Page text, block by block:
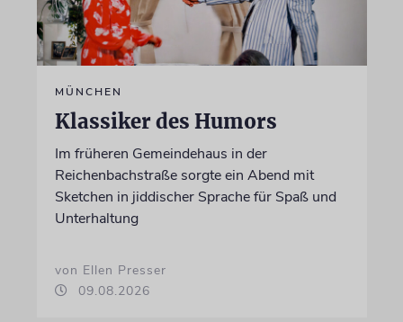
MÜNCHEN
Klassiker des Humors
Im früheren Gemeindehaus in der
Reichenbachstraße sorgte ein Abend mit
Sketchen in jiddischer Sprache für Spaß und
Unterhaltung
von Ellen Presser
09.08.2026